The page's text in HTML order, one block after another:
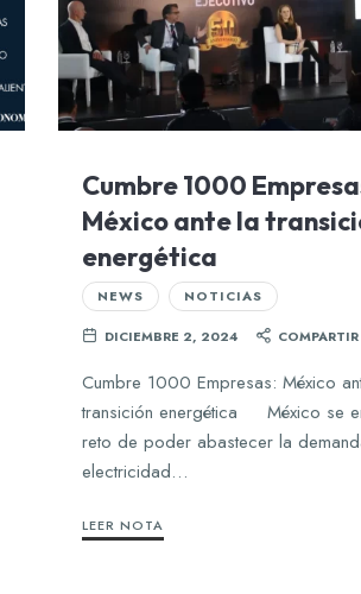
Cumbre 1000
México ante la
energética
NEWS NOTICIAS
DICIEMBRE 2, 2024 COMPARTIR
Cumbre 1000 Empresas: México
transición energética México se
reto de poder abastecer la
electricidad…
LEER NOTA